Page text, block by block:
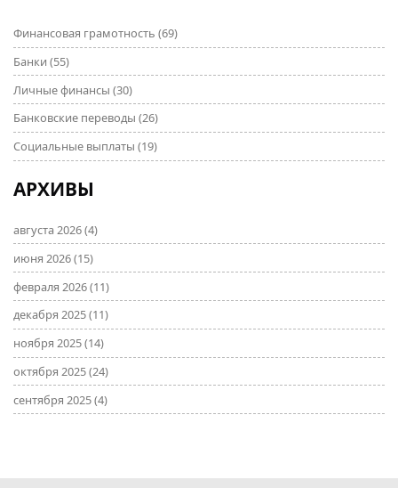
Финансовая грамотность (69)
Банки (55)
Личные финансы (30)
Банковские переводы (26)
Социальные выплаты (19)
АРХИВЫ
августа 2026(4)
июня 2026(15)
февраля 2026(11)
декабря 2025(11)
ноября 2025(14)
октября 2025(24)
сентября 2025(4)